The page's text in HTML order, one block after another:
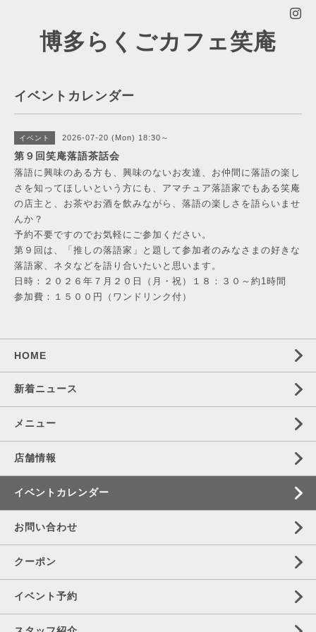
博多らくごカフェ笑庵
イベントカレンダー
イベント 2026-07-20 (Mon) 18:30～
第９回笑庵落語茶話会
落語に興味のある方も、興味のないお友達、お仲間に落語の楽し
さを知ってほしいという方にも、アマチュア落語家でもある笑庵
の店主と、お茶やお酒を飲みながら、落語の楽しさを語らいませ
んか？
予約不要ですのでお気軽にご参加ください。
第９回は、「推しの落語家」と題して参加者のみなさまの好きな
落語家、ネタなどを語り合いたいと思います。
日時：２０２６年７月２０日（月・祝）１８：３０～約1時間
参加費：１５００円（ワンドリンク付）
HOME
新着ニュース
メニュー
店舗情報
イベントカレンダー
お問い合わせ
クーポン
イベント予約